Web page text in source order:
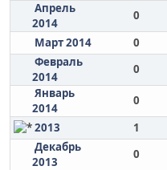
Апрель
2014
0
Март 2014
0
Февраль
2014
0
Январь
2014
0
2013
1
Декабрь
2013
0